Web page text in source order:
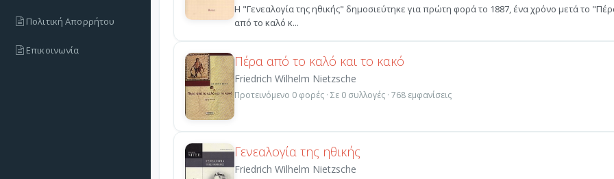
Πολιτική Απορρήτου
Επικοινωνία
Η "Γενεαλογία της ηθικής" δημοσιεύτηκε για πρώτη φορά το 1887, ένα χρόνο μετά το
από το καλό κ...
Πέρα από το καλό και το κακό
Friedrich Wilhelm Nietzsche
Προτεινόμενο 0 φορές · Σε 0 συλλογές · 768 εμφανίσεις
Γενεαλογία της ηθικής
Friedrich Wilhelm Nietzsche